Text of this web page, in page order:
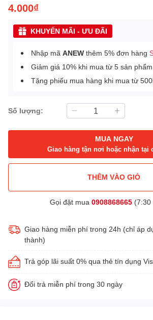
4.000₫
KHUYẾN MÃI - ƯU ĐÃI
Nhập mã ANEW thêm 5% đơn hàng
Giảm giá 10% khi mua từ 5 sản phẩm
Tặng phiếu mua hàng khi mua từ
Số lượng:
MUA NGAY
Giao hàng tận nơi hoặc nhận tại
THÊM VÀO GIỎ
Gọi đặt mua 0908868665(7:30
Giao hàng miễn phí trong 24h (chỉ áp
thành)
Trả góp lãi suất 0% qua thẻ tín dụng
Đổi trả miễn phí trong 30 ngày